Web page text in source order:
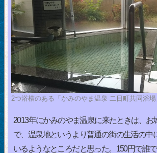
2つ浴槽のある「かみのやま温泉 二日町共同浴場
2013年にかみのやま温泉に来たときは、お
で、温泉地というより普通の街の生活の中
いるようなところだと思った。150円で誰